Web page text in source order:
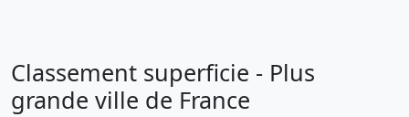
Classement superficie - Plus
grande ville de France